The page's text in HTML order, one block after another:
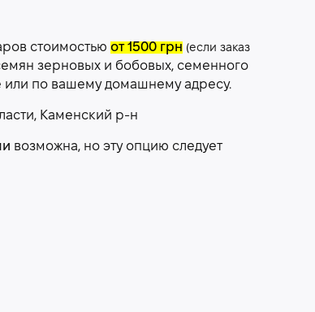
стоимостью от 1500 грн (если заказ
зерновых и бобовых, семенного
или по вашему домашнему адресу.
Каменский р-н
возможна, но эту опцию следует